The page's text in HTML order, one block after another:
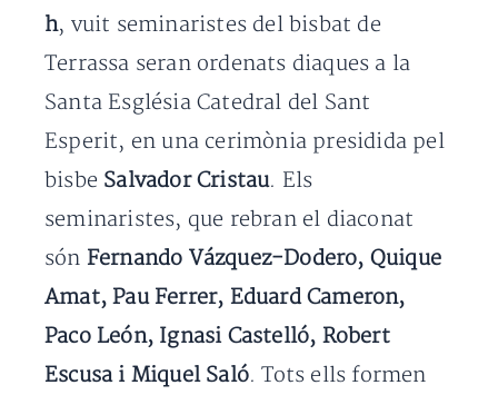
h, vuit seminaristes del bisbat de
Terrassa seran ordenats diaques a la
Santa Església Catedral del Sant
Esperit, en una cerimònia presidida pel
bisbe Salvador Cristau. Els
seminaristes, que rebran el diaconat
són Fernando Vázquez-Dodero, Quique
Amat, Pau Ferrer, Eduard Cameron,
Paco León, Ignasi Castelló, Robert
Escusa i Miquel Saló. Tots ells formen